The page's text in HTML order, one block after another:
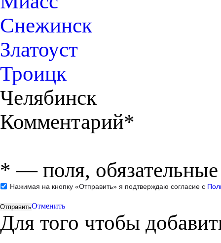
Снежинск
Златоуст
Троицк
Челябинск
Комментарий*
* — поля,
Нажимая на кнопку «Отправить» я подтверждаю согласие с
Отменить
Для того чтобы